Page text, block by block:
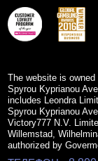
18248 ₽
Coyote
The website is
Spyrou Kyprianou
includes Leondra
Spyrou Kyprianou
Victory777 N.V.
Willemstad,
authorized by